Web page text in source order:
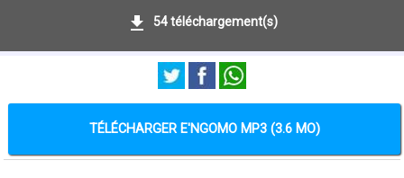
54 téléchargement(s)
TÉLÉCHARGER E'NGOMO MP3 (3.6 MO)